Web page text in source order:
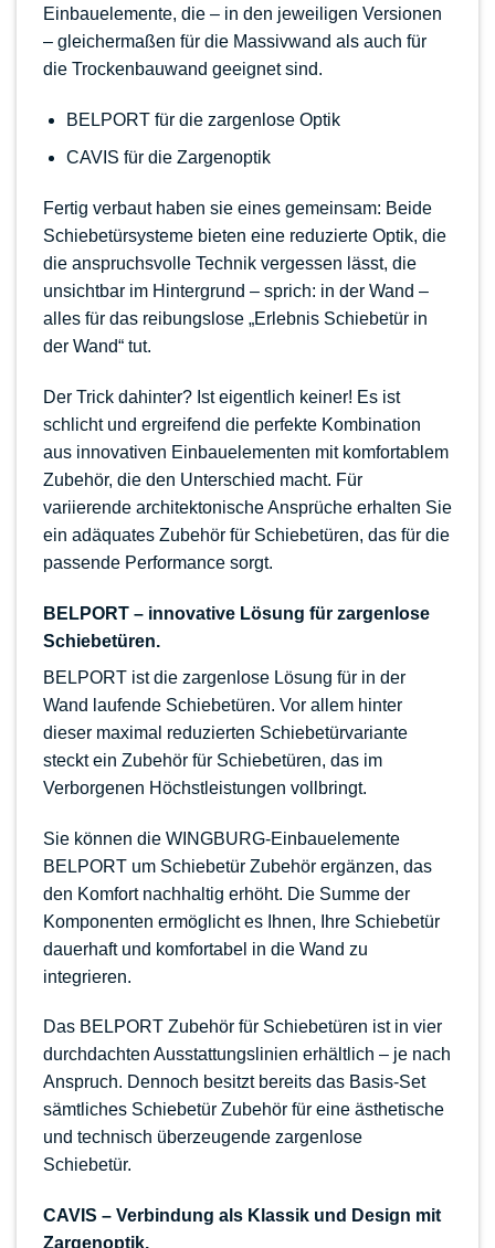
Einbauelemente, die – in den jeweiligen Versionen
– gleichermaßen für die Massivwand als auch für
die Trockenbauwand geeignet sind.
BELPORT für die zargenlose Optik
CAVIS für die Zargenoptik
Fertig verbaut haben sie eines gemeinsam: Beide
Schiebetürsysteme bieten eine reduzierte Optik, die
die anspruchsvolle Technik vergessen lässt, die
unsichtbar im Hintergrund – sprich: in der Wand –
alles für das reibungslose „Erlebnis Schiebetür in
der Wand“ tut.
Der Trick dahinter? Ist eigentlich keiner! Es ist
schlicht und ergreifend die perfekte Kombination
aus innovativen Einbauelementen mit komfortablem
Zubehör, die den Unterschied macht. Für
variierende architektonische Ansprüche erhalten Sie
ein adäquates Zubehör für Schiebetüren, das für die
passende Performance sorgt.
BELPORT – innovative Lösung für zargenlose
Schiebetüren.
BELPORT ist die zargenlose Lösung für in der
Wand laufende Schiebetüren. Vor allem hinter
dieser maximal reduzierten Schiebetürvariante
steckt ein Zubehör für Schiebetüren, das im
Verborgenen Höchstleistungen vollbringt.
Sie können die WINGBURG-Einbauelemente
BELPORT um Schiebetür Zubehör ergänzen, das
den Komfort nachhaltig erhöht. Die Summe der
Komponenten ermöglicht es Ihnen, Ihre Schiebetür
dauerhaft und komfortabel in die Wand zu
integrieren.
Das BELPORT Zubehör für Schiebetüren ist in vier
durchdachten Ausstattungslinien erhältlich – je nach
Anspruch. Dennoch besitzt bereits das Basis-Set
sämtliches Schiebetür Zubehör für eine ästhetische
und technisch überzeugende zargenlose
Schiebetür.
CAVIS – Verbindung als Klassik und Design mit
Zargenoptik.